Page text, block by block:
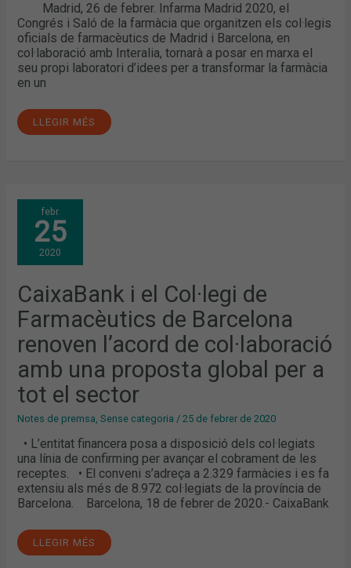
Madrid, 26 de febrer. Infarma Madrid 2020, el
Congrés i Saló de la farmàcia que organitzen els col·legis
oficials de farmacèutics de Madrid i Barcelona, en
col·laboració amb Interalia, tornarà a posar en marxa el
seu propi laboratori d’idees per a transformar la farmàcia
en un
LLEGIR MÉS
febr.
25
2020
CaixaBank i el Col·legi de
Farmacèutics de Barcelona
renoven l’acord de col·laboració
amb una proposta global per a
tot el sector
Notes de premsa,Sense categoria /25 de febrer de 2020
• L’entitat financera posa a disposició dels col·legiats
una línia de confirming per avançar el cobrament de les
receptes. • El conveni s’adreça a 2.329 farmàcies i es fa
extensiu als més de 8.972 col·legiats de la província de
Barcelona. Barcelona, 18 de febrer de 2020.- CaixaBank
CAIXABANK
EL
COL·LEGI
DE
FARMACÈUTICS
DE
RENOVEN
L’ACORD
DE
COL·LABORACIÓ
AMB
PROPOSTA
GLOBAL
PER
A
TOT
EL
LLEGIR MÉS